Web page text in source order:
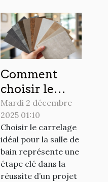
Comment
choisir le
carrelage
idéal pour
votre salle de
bain ?
Mardi 2 décembre
2025 01:10
Choisir le carrelage
idéal pour la salle de
bain représente une
étape clé dans la
réussite d’un projet